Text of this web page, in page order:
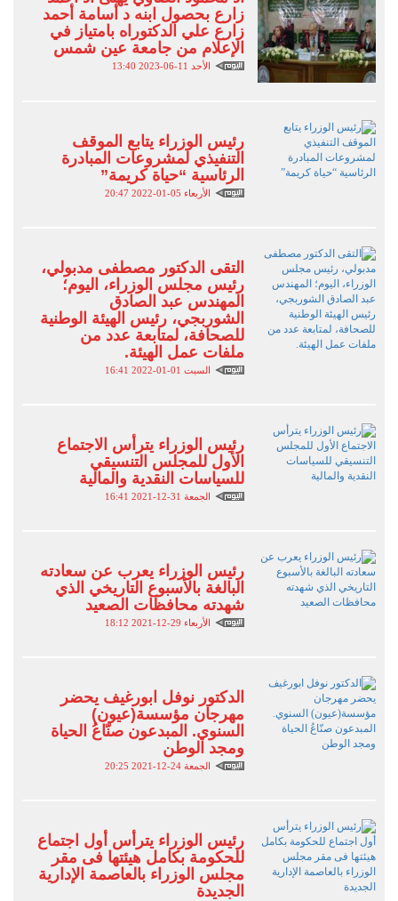
زارع بحصول ابنه د أسامة أحمد
زارع علي الدكتوراه بامتياز في
الإعلام من جامعة عين شمس
الأحد 11-06-2023 13:40
رئيس الوزراء يتابع الموقف
التنفيذي لمشروعات المبادرة
الرئاسية “حياة كريمة”
الأربعاء 05-01-2022 20:47
التقى الدكتور مصطفى مدبولي،
رئيس مجلس الوزراء، اليوم؛
المهندس عبد الصادق
الشوربجي، رئيس الهيئة الوطنية
للصحافة، لمتابعة عدد من
ملفات عمل الهيئة.
السبت 01-01-2022 16:41
رئيس الوزراء يترأس الاجتماع
الأول للمجلس التنسيقي
للسياسات النقدية والمالية
الجمعة 31-12-2021 16:41
رئيس الوزراء يعرب عن سعادته
البالغة بالأسبوع التاريخي الذي
شهدته محافظات الصعيد
الأربعاء 29-12-2021 18:12
الدكتور نوفل ابورغيف يحضر
مهرجان مؤسسة(عيون)
السنوي. المبدعون صنّاعُ الحياة
ومجد الوطن
الجمعة 24-12-2021 20:25
رئيس الوزراء يترأس أول اجتماع
للحكومة بكامل هيئتها فى مقر
مجلس الوزراء بالعاصمة الإدارية
الجديدة